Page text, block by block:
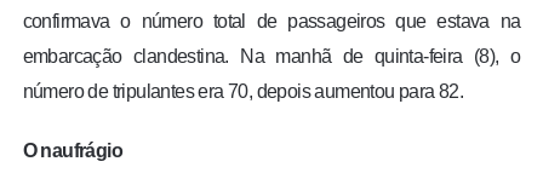
confirmava o número total de passageiros que estava na
embarcação clandestina. Na manhã de quinta-feira (8), o
número de tripulantes era 70, depois aumentou para 82.
O naufrágio